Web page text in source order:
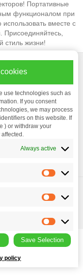
Портативные
функционалом при
вместе с
Присоединяйтесь,
стиль жизни!
+
of
use technologies such as
If you consent
we may process
on this website. If
) or withdraw your
Always active
Save Selection
policy